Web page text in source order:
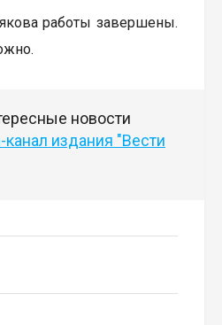
работы завершены.
новости
канал издания "Вести